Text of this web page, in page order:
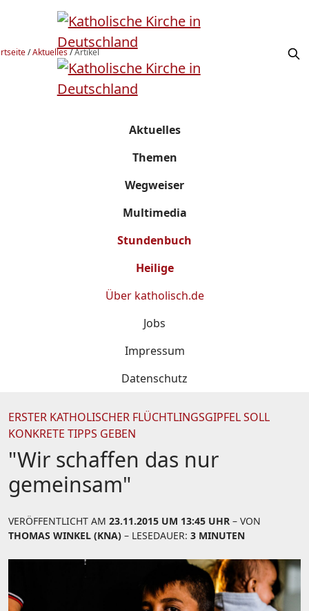
/Aktuelles/Artikel
Aktuelles
Themen
Wegweiser
Multimedia
Stundenbuch
Heilige
Über katholisch.de
Jobs
Impressum
Datenschutz
ERSTER KATHOLISCHER FLÜCHTLINGSGIPFEL SOLL
KONKRETE TIPPS GEBEN
"Wir schaffen das nur
gemeinsam"
VERÖFFENTLICHT AM 23.11.2015 UM 13:45 UHR – VON
THOMAS WINKEL (KNA) – LESEDAUER: 3 MINUTEN